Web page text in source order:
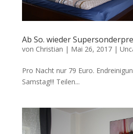
Ab So. wieder
von Christian | Mai 26, 2017|
Pro Nacht nur 79 Euro.
Samstag!!! Teilen...